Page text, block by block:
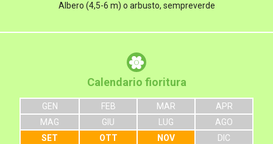
Albero (4,5-6 m) o arbusto, sempreverde
Calendario fioritura
GEN FEB MAR
APR
MAG
GIU LUG
AGO
SET
OTT NOV DIC